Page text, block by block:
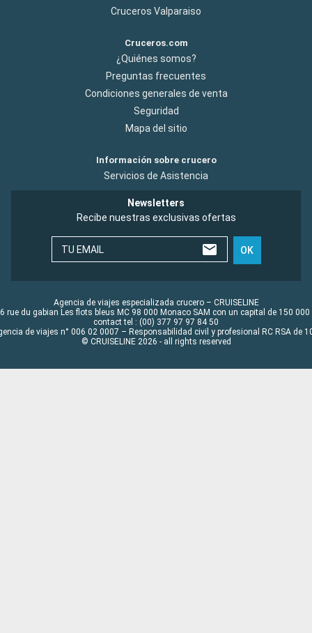
Cruceros Valparaiso
Cruceros.com
¿Quiénes somos?
Preguntas frecuentes
Condiciones generales de venta
Seguridad
Mapa del sitio
Información sobre crucero
Servicios de Asistencia
Newsletters
Recibe nuestras exclusivas ofertas
TU EMAIL OK
Agencia de viajes especializada crucero – CRUISELINE
rue du gabian Les flots bleus MC 98 000 Monaco SAM con un capital de 150 000
contact tel : (00) 377 97 97 84 50
de viajes n° 006 02 0007 – Responsabilidad civil y profesional RC RSA de
© CRUISELINE 2026 - all rights reserved